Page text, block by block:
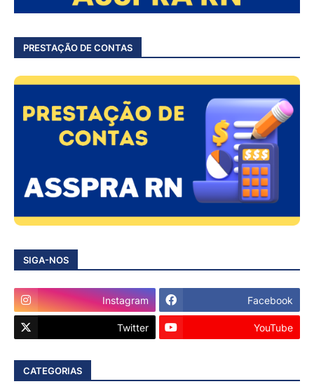
PRESTAÇÃO DE CONTAS
SIGA-NOS
Instagram Facebook
Twitter YouTube
CATEGORIAS